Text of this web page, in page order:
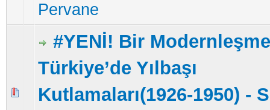
Pervane
#YENİ! Bir
Türkiye’de Yılbaşı
Kutlamaları(1926-1950) -
5 üzerinden 0 Oy - Toplam Ortalama 0 Oy Verilmiş
123 4